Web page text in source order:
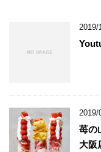
2019/
2019/
苺の
大阪